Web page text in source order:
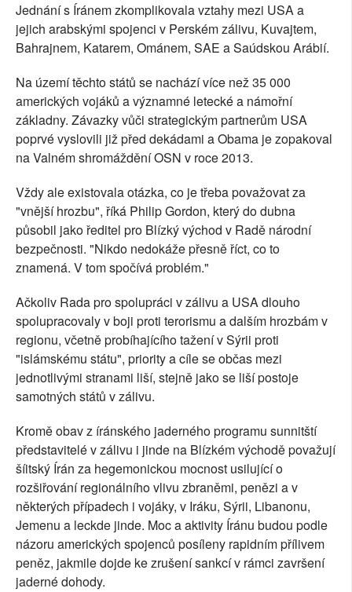
Jednání s Íránem zkomplikovala vztahy mezi USA a
jejich arabskými spojenci v Perském zálivu, Kuvajtem,
Bahrajnem, Katarem, Ománem, SAE a Saúdskou Arábií.
Na území těchto států se nachází více než 35 000
amerických vojáků a významné letecké a námořní
základny. Závazky vůči strategickým partnerům USA
poprvé vyslovili již před dekádami a Obama je zopakoval
na Valném shromáždění OSN v roce 2013.
Vždy ale existovala otázka, co je třeba považovat za
"vnější hrozbu", říká Philip Gordon, který do dubna
působil jako ředitel pro Blízký východ v Radě národní
bezpečnosti. "Nikdo nedokáže přesně říct, co to
znamená. V tom spočívá problém."
Ačkoliv Rada pro spolupráci v zálivu a USA dlouho
spolupracovaly v boji proti terorismu a dalším hrozbám v
regionu, včetně probíhajícího tažení v Sýrii proti
"islámskému státu", priority a cíle se občas mezi
jednotlivými stranami liší, stejně jako se liší postoje
samotných států v zálivu.
Kromě obav z íránského jaderného programu sunnitští
představitelé v zálivu i jinde na Blízkém východě považují
šíitský Írán za hegemonickou mocnost usilující o
rozšiřování regionálního vlivu zbraněmi, penězi a v
některých případech i vojáky, v Iráku, Sýrii, Libanonu,
Jemenu a leckde jinde. Moc a aktivity Íránu budou podle
názoru amerických spojenců posíleny rapidním přílivem
peněz, jakmile dojde ke zrušení sankcí v rámci završení
jaderné dohody.